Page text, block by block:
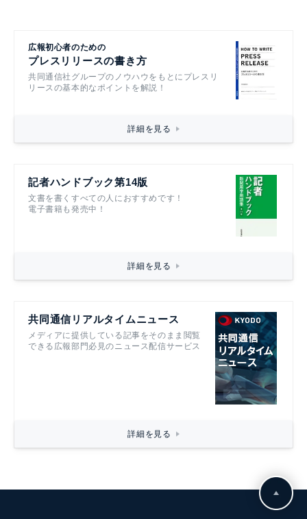
広報初心者のための
プレスリリースの書き方
共同通信社グループのノウハウをもとにプレスリ
リースの基本的なポイントを解説！
詳細を見る
記者ハンドブック第14版
文書を書くすべての人におすすめです！
電子書籍も発売中！
詳細を見る
共同通信リアルタイムニュース
メディアに提供している記事をそのまま閲覧
できる広報部門必見のニュース配信サービス
詳細を見る